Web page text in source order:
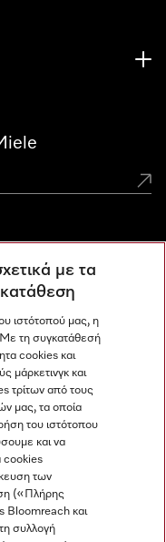
με τα
ιστότοπού μας, η
Με τη συγκατάθεσή
cookies και
μάρκετινγκ και
τρίτων από τους
μας, τα οποία
του ιστότοπου
και να
cookies
των
(«Πλήρης
Bloomreach και
συλλογή